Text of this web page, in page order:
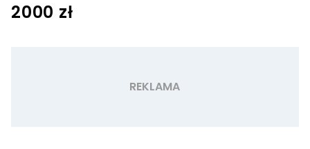
2000 zł